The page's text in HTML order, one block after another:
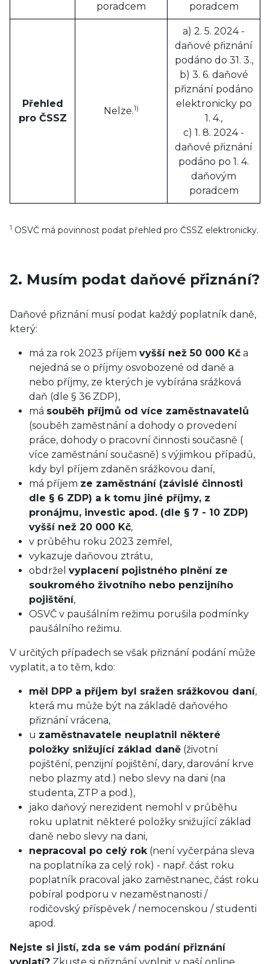
poradcem
poradcem
Přehled
pro ČSSZ
Nelze.1)
a) 2. 5. 2024 -
daňové přiznání
podáno do 31. 3.,
b) 3. 6. daňové
přiznání podáno
elektronicky po
1. 4.,
c) 1. 8. 2024 -
daňové přiznání
podáno po 1. 4.
daňovým
poradcem
1 OSVČ má povinnost podat přehled pro ČSSZ elektronicky.
2. Musím podat daňové přiznání?
Daňové přiznání musí podat každý poplatník daně,
který:
má za rok 2023 příjem vyšší než 50 000 Kč a
nejedná se o příjmy osvobozené od daně a
nebo příjmy, ze kterých je vybírána srážková
daň (dle § 36 ZDP),
má souběh příjmů od více zaměstnavatelů
(souběh zaměstnání a dohody o provedení
práce, dohody o pracovní činnosti současně (
více zaměstnání současně) s výjimkou případů,
kdy byl příjem zdaněn srážkovou daní,
má příjem ze zaměstnání (závislé činnosti
dle § 6 ZDP) a k tomu jiné příjmy, z
pronájmu, investic apod. (dle § 7 - 10 ZDP)
vyšší než 20 000 Kč,
v průběhu roku 2023 zemřel,
vykazuje daňovou ztrátu,
obdržel vyplacení pojistného plnění ze
soukromého životního nebo penzijního
pojištění,
OSVČ v paušálním režimu porušila podmínky
paušálního režimu.
V určitých případech se však přiznání podání může
vyplatit, a to těm, kdo:
měl DPP a příjem byl sražen srážkovou daní,
která mu může být na základě daňového
přiznání vrácena,
u zaměstnavatele neuplatnil některé
položky snižující základ daně (životní
pojištění, penzijní pojištění, dary, darování krve
nebo plazmy atd.) nebo slevy na dani (na
studenta, ZTP a pod.),
jako daňový nerezident nemohl v průběhu
roku uplatnit některé položky snižující základ
daně nebo slevy na dani,
nepracoval po celý rok(není vyčerpána sleva
na poplatníka za celý rok) - např. část roku
poplatník pracoval jako zaměstnanec, část roku
pobíral podporu v nezaměstnanosti /
rodičovský příspěvek / nemocenskou / studenti
apod.
Nejste si jistí, zda se vám podání přiznání